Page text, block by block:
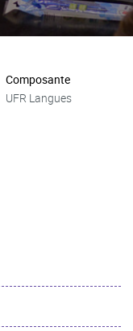
Composante
UFR Langues